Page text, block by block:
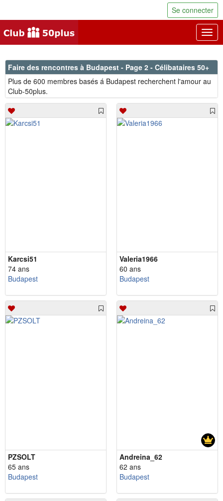
Se connecter
Faire des rencontres à Budapest - Page 2 - Célibataires 50+
Plus de 600 membres basés á Budapest recherchent l'amour au
Club-50plus.
Karcsi51
74 ans
Budapest
Valeria1966
60 ans
Budapest
PZSOLT
65 ans
Budapest
Andreina_62
62 ans
Budapest